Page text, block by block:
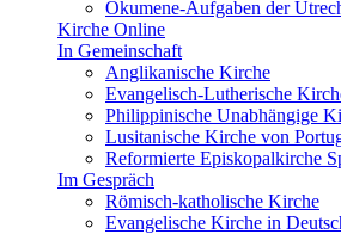
Ökumene-Aufgaben der
Kirche Online
In Gemeinschaft
Anglikanische Kirche
Evangelisch-Lutherische
Philippinische Unabhängige
Lusitanische Kirche von
Reformierte Episkopalkirche
Im Gespräch
Römisch-katholische Kirche
Evangelische Kirche in